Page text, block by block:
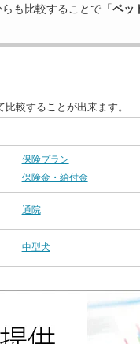
も比較することで「ペッ
較することが出来ます。
保険プラン
保険金・給付金
通院
中型犬